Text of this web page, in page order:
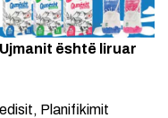
është liruar
Planifikimit